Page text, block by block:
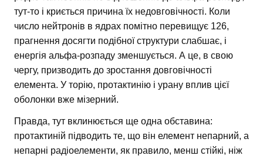
тут-то і криється причина їх недовговічності. Коли
число нейтронів в ядрах помітно перевищує 126,
прагнення досягти подібної структури слабшає, і
енергія альфа-розпаду зменшується. А це, в свою
чергу, призводить до зростання довговічності
елемента. У торію, протактинію і урану вплив цієї
оболонки вже мізерний.
Правда, тут вклинюється ще одна обставина:
протактиній підводить те, що він елемент непарний, а
непарні радіоелементи, як правило, менш стійкі, ніж